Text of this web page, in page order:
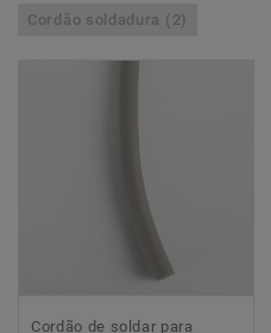
Cordão soldadura (2)
Cordão de soldar para